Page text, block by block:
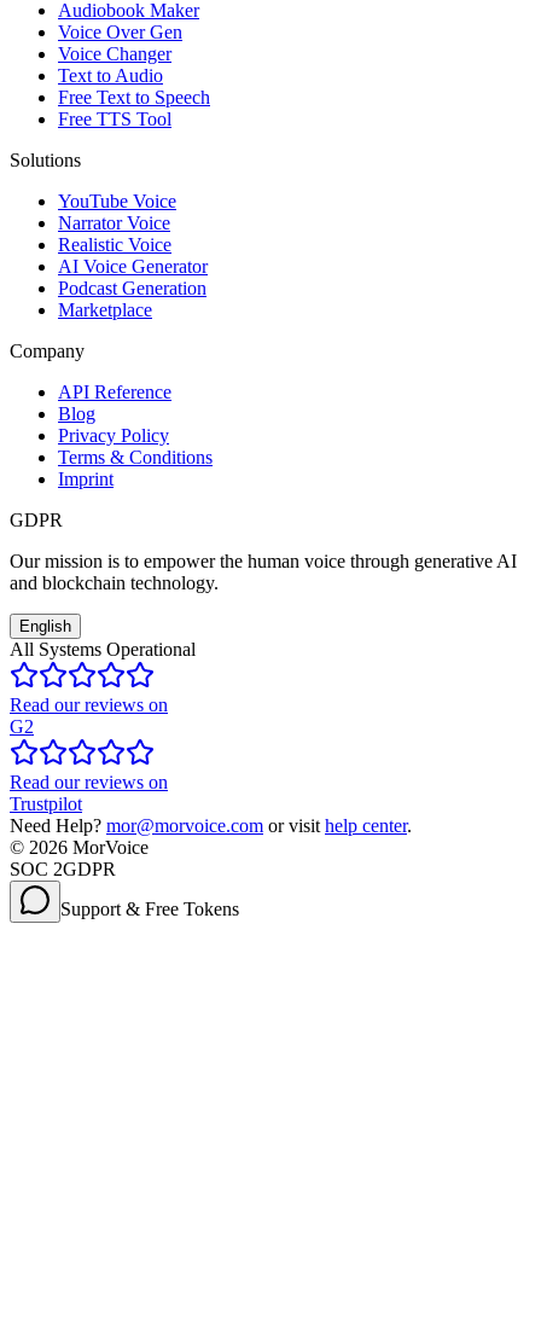
Audiobook Maker
Voice Over Gen
Voice Changer
Text to Audio
Free Text to Speech
Free TTS Tool
Solutions
YouTube Voice
Narrator Voice
Realistic Voice
AI Voice Generator
Podcast Generation
Marketplace
Company
API Reference
Blog
Privacy Policy
Terms & Conditions
Imprint
GDPR
Our mission is to empower the human voice through generative AI
and blockchain technology.
English
All Systems Operational
Read our reviews on
G2
Read our reviews on
Trustpilot
Need Help? mor@morvoice.com or visit help center.
© 2026 MorVoice
SOC 2GDPR
Support & Free Tokens